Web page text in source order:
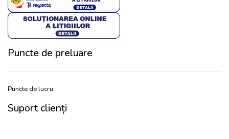
Puncte de preluare
Puncte de lucru
Suport clienți